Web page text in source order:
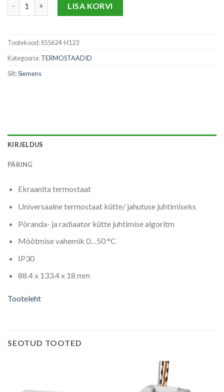
LISA KORVI
Tootekood:S55624-H123
Kategooria:TERMOSTAADID
Silt:Siemens
KIRJELDUS
PÄRING
Ekraanita termostaat
Universaalne termostaat kütte/ jahutuse juhtimiseks
Põranda- ja radiaator kütte juhtimise algoritm
Mõõtmise vahemik 0…50 °C
IP30
88.4 x 133.4 x 18 mm
Tooteleht
SEOTUD TOOTED